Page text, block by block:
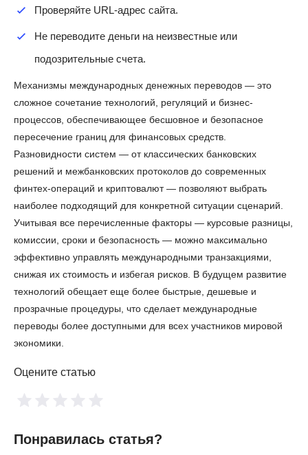
Проверяйте URL-адрес сайта.
Не переводите деньги на неизвестные или
подозрительные счета.
Механизмы международных денежных переводов — это
сложное сочетание технологий, регуляций и бизнес-
процессов, обеспечивающее бесшовное и безопасное
пересечение границ для финансовых средств.
Разновидности систем — от классических банковских
решений и межбанковских протоколов до современных
финтех-операций и криптовалют — позволяют выбрать
наиболее подходящий для конкретной ситуации сценарий.
Учитывая все перечисленные факторы — курсовые разницы,
комиссии, сроки и безопасность — можно максимально
эффективно управлять международными транзакциями,
снижая их стоимость и избегая рисков. В будущем развитие
технологий обещает еще более быстрые, дешевые и
прозрачные процедуры, что сделает международные
переводы более доступными для всех участников мировой
экономики.
Оцените статью
Понравилась статья?